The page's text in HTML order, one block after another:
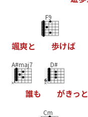
颯爽と
F9
歩けば
A#maj7
誰も
D#
がきっ と
Cm